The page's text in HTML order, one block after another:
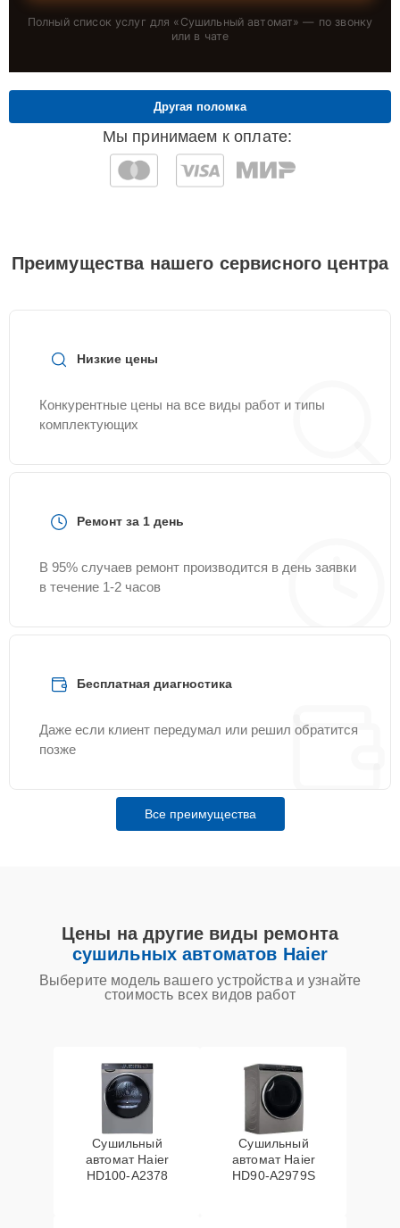
Полный список услуг для « Сушильный автомат» — по звонку
или в чате
Мы принимаем к оплате:
Другая поломка
Преимущества нашего сервисного центра
Низкие цены
Конкурентные цены на все виды работ и типы
комплектующих
Ремонт за 1 день
В 95% случаев ремонт производится в день заявки
в течение 1-2 часов
Бесплатная диагностика
Даже если клиент передумал или решил обратится
позже
Все преимущества
Цены на другие виды ремонта
сушильных автоматов Haier
Выберите модель вашего устройства и узнайте
стоимость всех видов работ
Сушильный
автомат Haier
HD100-A2378
Сушильный
автомат Haier
HD90-A2979S